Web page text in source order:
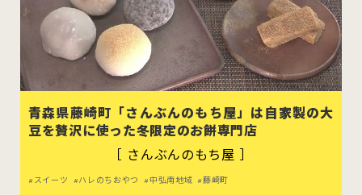
青森県藤崎町「さんぶんのもち屋」は自家製の大
豆を贅沢に使った冬限定のお餅専門店
［ さんぶんのもち屋 ］
スイーツ ハレのちおやつ 中弘南地域 藤崎町